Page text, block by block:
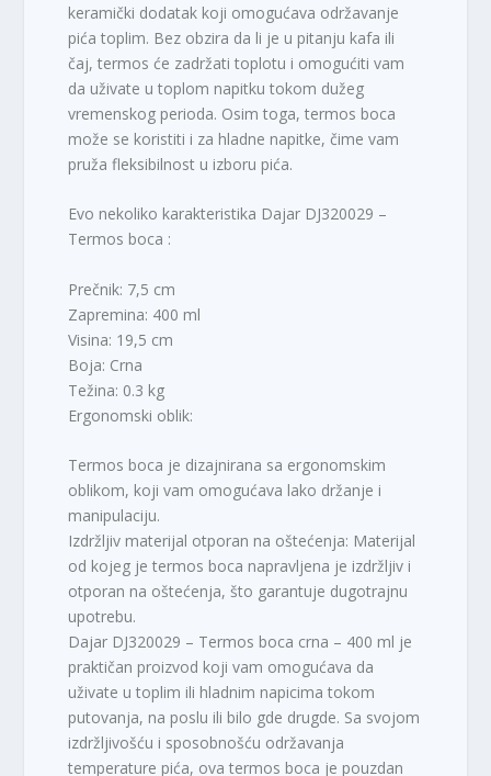
keramički dodatak koji omogućava održavanje
pića toplim. Bez obzira da li je u pitanju kafa ili
čaj, termos će zadržati toplotu i omogućiti vam
da uživate u toplom napitku tokom dužeg
vremenskog perioda. Osim toga, termos boca
može se koristiti i za hladne napitke, čime vam
pruža fleksibilnost u izboru pića.
Evo nekoliko karakteristika Dajar DJ320029 –
Termos boca :
Prečnik: 7,5 cm
Zapremina: 400 ml
Visina: 19,5 cm
Boja: Crna
Težina: 0.3 kg
Ergonomski oblik:
Termos boca je dizajnirana sa ergonomskim
oblikom, koji vam omogućava lako držanje i
manipulaciju.
Izdržljiv materijal otporan na oštećenja: Materijal
od kojeg je termos boca napravljena je izdržljiv i
otporan na oštećenja, što garantuje dugotrajnu
upotrebu.
Dajar DJ320029 – Termos boca crna – 400 ml je
praktičan proizvod koji vam omogućava da
uživate u toplim ili hladnim napicima tokom
putovanja, na poslu ili bilo gde drugde. Sa svojom
izdržljivošću i sposobnošću održavanja
temperature pića, ova termos boca je pouzdan